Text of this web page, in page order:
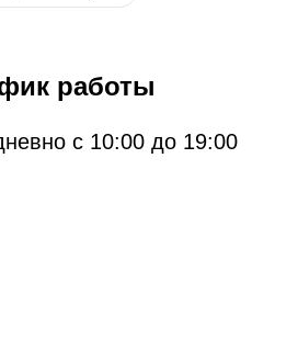
работы
с 10:00 до 19:00